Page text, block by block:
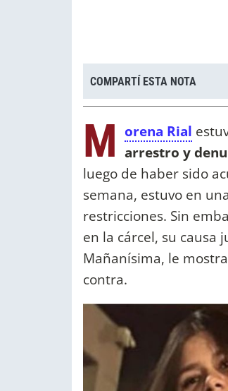
COMPARTÍ ESTA NOTA
M orena Rial
arrestro y
luego de haber sido
semana, estuvo en una
restricciones. Sin
en la cárcel, su causa
Mañanísima, le
contra.